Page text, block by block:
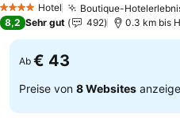
4 Sterne Hotel Boutique-
8,2 Sehr gut 492 0.3 km bis
Ab € 43
Preise von 8 Websites